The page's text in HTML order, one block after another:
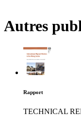
Autres
Rapport
TECHNICAL